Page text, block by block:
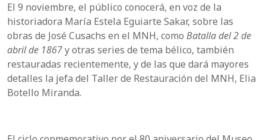
El 9 noviembre, el público conocerá, en voz de la
historiadora María Estela Eguiarte Sakar, sobre las
obras de José Cusachs en el MNH, como Batalla del 2 de
abril de 1867y otras series de tema bélico, también
restauradas recientemente, y de las que dará mayores
detalles la jefa del Taller de Restauración del MNH, Elia
Botello Miranda.